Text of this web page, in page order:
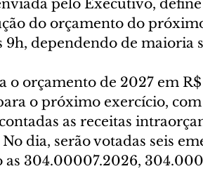
pelo Executivo,
do orçamento do
9h, dependendo de maioria
o orçamento de 2027 em
o próximo exercício,
as receitas
dia, serão votadas seis
as 304.00007.2026,